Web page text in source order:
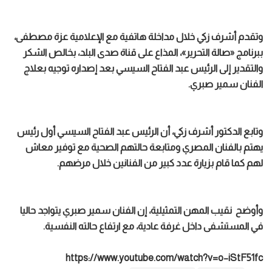
وتقدم أشرف زكي خلال مداخلة هاتفية مع الإعلامية عزة مصطفى،
ببرنامج «صالة التحرير»، المذاع على قناة صدى البلد، بخالص الشكر
والتقدير إلى الرئيس عبد الفتاح السيسي بعد إصداره توجيه بعلاج
الفنان سمير صبري.
وتابع الدكتور أشرف زكي، أن الرئيس عبد الفتاح السيسي أول رئيس
يهتم بالفنان المصري ومتابعة حالتهم الصحية مع توفير معاش
لهم كما قام بزيارة عدد كبير من الفنانين خلال مرضهم.
وأوضح نقيب المهن التمثيلية، إن الفنان سمير صبري يتواجد حاليا
في المستشفى داخل غرفة عادية، مع ارتفاع حالته النفسية.
https://www.youtube.com/watch?v=o–iStF51fc